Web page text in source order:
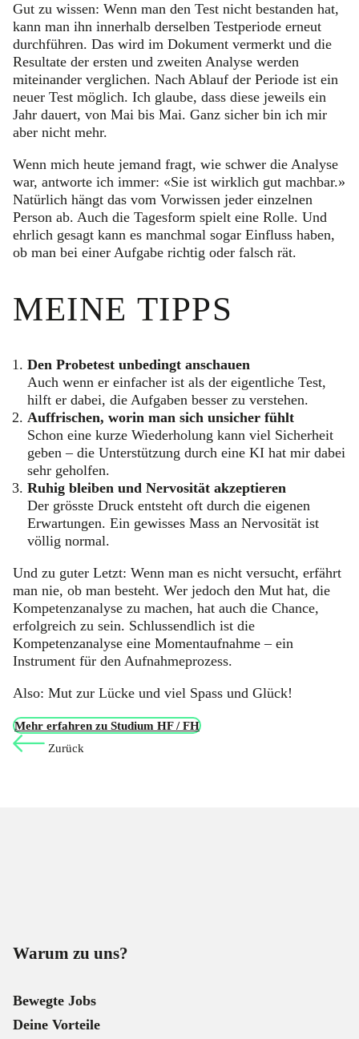
Gut zu wissen: Wenn man den Test nicht bestanden hat,
kann man ihn innerhalb derselben Testperiode erneut
durchführen. Das wird im Dokument vermerkt und die
Resultate der ersten und zweiten Analyse werden
miteinander verglichen. Nach Ablauf der Periode ist ein
neuer Test möglich. Ich glaube, dass diese jeweils ein
Jahr dauert, von Mai bis Mai. Ganz sicher bin ich mir
aber nicht mehr.
Wenn mich heute jemand fragt, wie schwer die Analyse
war, antworte ich immer: «Sie ist wirklich gut machbar.»
Natürlich hängt das vom Vorwissen jeder einzelnen
Person ab. Auch die Tagesform spielt eine Rolle. Und
ehrlich gesagt kann es manchmal sogar Einfluss haben,
ob man bei einer Aufgabe richtig oder falsch rät.
MEINE TIPPS
Den Probetest unbedingt anschauen
Auch wenn er einfacher ist als der eigentliche Test,
hilft er dabei, die Aufgaben besser zu verstehen.
Auffrischen, worin man sich unsicher fühlt
Schon eine kurze Wiederholung kann viel Sicherheit
geben – die Unterstützung durch eine KI hat mir dabei
sehr geholfen.
Ruhig bleiben und Nervosität akzeptieren
Der grösste Druck entsteht oft durch die eigenen
Erwartungen. Ein gewisses Mass an Nervosität ist
völlig normal.
Und zu guter Letzt: Wenn man es nicht versucht, erfährt
man nie, ob man besteht. Wer jedoch den Mut hat, die
Kompetenzanalyse zu machen, hat auch die Chance,
erfolgreich zu sein. Schlussendlich ist die
Kompetenzanalyse eine Momentaufnahme – ein
Instrument für den Aufnahmeprozess.
Also: Mut zur Lücke und viel Spass und Glück!
Mehr erfahren zu Studium HF / FH
Zurück
Warum zu uns?
Bewegte Jobs
Deine Vorteile